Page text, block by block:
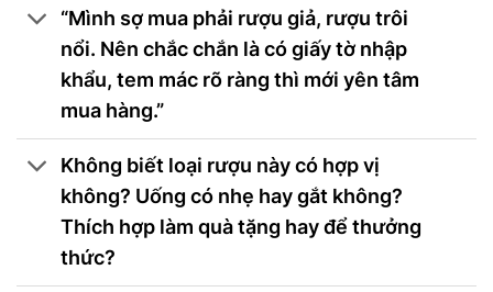
“Mình sợ mua phải rượu giả, rượu trôi
nổi. Nên chắc chắn là có giấy tờ nhập
khẩu, tem mác rõ ràng thì mới yên tâm
mua hàng.”
Không biết loại rượu này có hợp vị
không? Uống có nhẹ hay gắt không?
Thích hợp làm quà tặng hay để thưởng
thức?